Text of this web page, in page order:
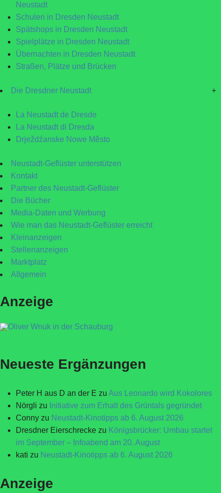
Neustadt
Schulen in Dresden Neustadt
Spätshops in Dresden Neustadt
Spielplätze in Dresden Neustadt
Übernachten in Dresden Neustadt
Straßen, Plätze und Brücken
Die Dresdner Neustadt +
La Neustadt de Dresde
La Neustadt di Dresda
Drježdźanske Nowe Město
Neustadt-Geflüster unterstützen
Kontakt
Partner des Neustadt-Geflüster
Die Bücher
Media-Daten und Werbung
Wie man das Neustadt-Geflüster erreicht
Kleinanzeigen
Stellenanzeigen
Marktplatz
Allgemein
Anzeige
Neueste Ergänzungen
Peter H aus D an der E zu Aus Leonardo wird Kokolores
Nörgli zu Initiative zum Erhalt des Grüntals gegründet
Conny zu Neustadt-Kinotipps ab 6. August 2026
Dresdner Eierschrecke zu Königsbrücker: Umbau startet
im September – Infoabend am 20. August
kati zu Neustadt-Kinotipps ab 6. August 2026
Anzeige